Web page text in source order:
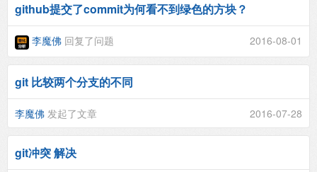
github提交了commit为何看不到绿色的方块？
李魔佛 回复了问题 2016-08-01
git 比较两个分支的不同
李魔佛 发起了文章 2016-07-28
git冲突 解决